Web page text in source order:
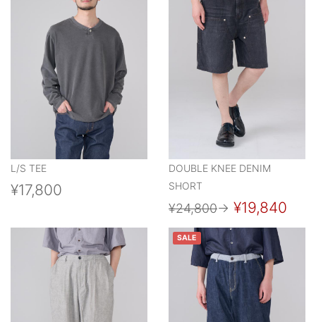
L/S TEE
¥17,800
DOUBLE KNEE DENIM
SHORT
¥24,800→ ¥19,840
SALE